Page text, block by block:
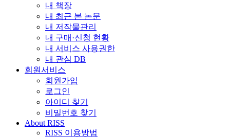
내 책장
내 최근 본 논문
내 저작물관리
내 구매·신청 현황
내 서비스 사용권한
내 관심 DB
회원서비스
회원가입
로그인
아이디 찾기
비밀번호 찾기
About RISS
RISS 이용방법